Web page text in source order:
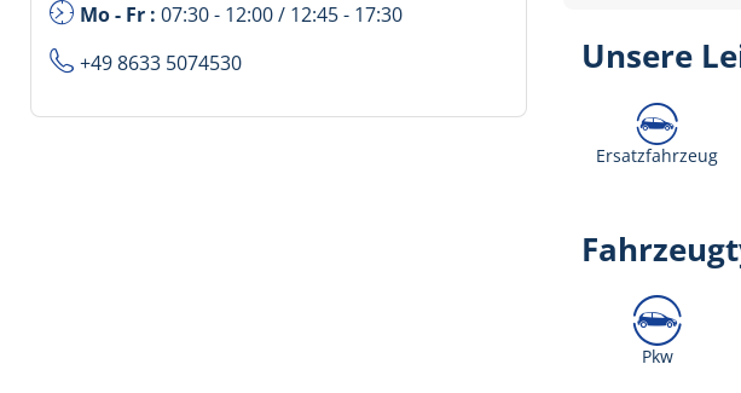
Mo - Fr : 07:30 - 12:00 / 12:45 - 17:30
+49 8633 5074530
Unsere
Ersatzfahrzeug
Pkw